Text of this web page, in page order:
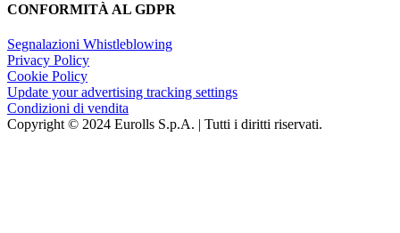
CONFORMITÀ AL GDPR
Segnalazioni Whistleblowing
Privacy Policy
Cookie Policy
Update your advertising tracking settings
Condizioni di vendita
Copyright © 2024 Eurolls S.p.A. | Tutti i diritti riservati.